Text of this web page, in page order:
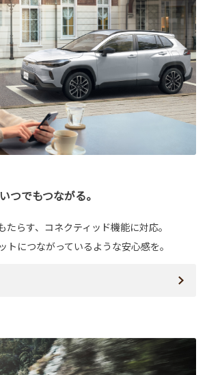
つでもつながる。
たらす、コネクティッド機能に対応。
トにつながっているような安心感を。